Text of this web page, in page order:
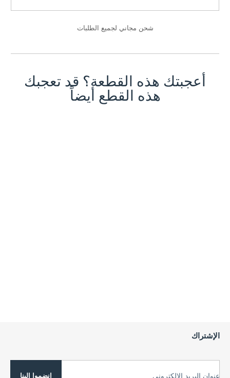
شحن مجاني لجميع الطلبات
أعجبتك هذه القطعة؟ قد تعجبك
هذه القطع أيضاً
الإشتراك
عنوان البريد الإلكتروني انضموا إلينا